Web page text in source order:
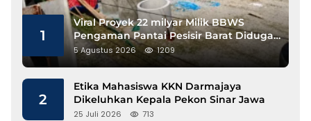
1
Viral Proyek 22 milyar Milik BBWS
Pengaman Pantai Pesisir Barat Diduga
Gunakan Besi Banci
5 Agustus 2026 1209
2
Etika Mahasiswa KKN Darmajaya
Dikeluhkan Kepala Pekon Sinar Jawa
25 Juli 2026 713